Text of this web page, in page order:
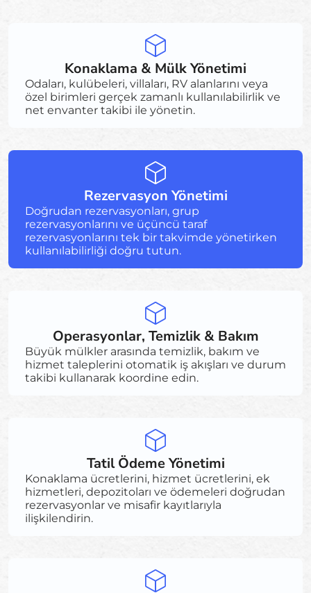
Konaklama & Mülk Yönetimi
Odaları, kulübeleri, villaları, RV alanlarını veya
özel birimleri gerçek zamanlı kullanılabilirlik ve
net envanter takibi ile yönetin.
Rezervasyon Yönetimi
Doğrudan rezervasyonları, grup
rezervasyonlarını ve üçüncü taraf
rezervasyonlarını tek bir takvimde yönetirken
kullanılabilirliği doğru tutun.
Operasyonlar, Temizlik & Bakım
Büyük mülkler arasında temizlik, bakım ve
hizmet taleplerini otomatik iş akışları ve durum
takibi kullanarak koordine edin.
Tatil Ödeme Yönetimi
Konaklama ücretlerini, hizmet ücretlerini, ek
hizmetleri, depozitoları ve ödemeleri doğrudan
rezervasyonlar ve misafir kayıtlarıyla
ilişkilendirin.